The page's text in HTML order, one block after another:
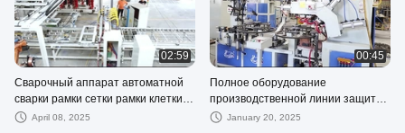
02:59
Сварочный аппарат автоматной
сварки рамки сетки рамки клетки
IBC трубчатый
April 08, 2025
00:45
Полное оборудование
производственной линии защиты
вентиляторов
January 20, 2025